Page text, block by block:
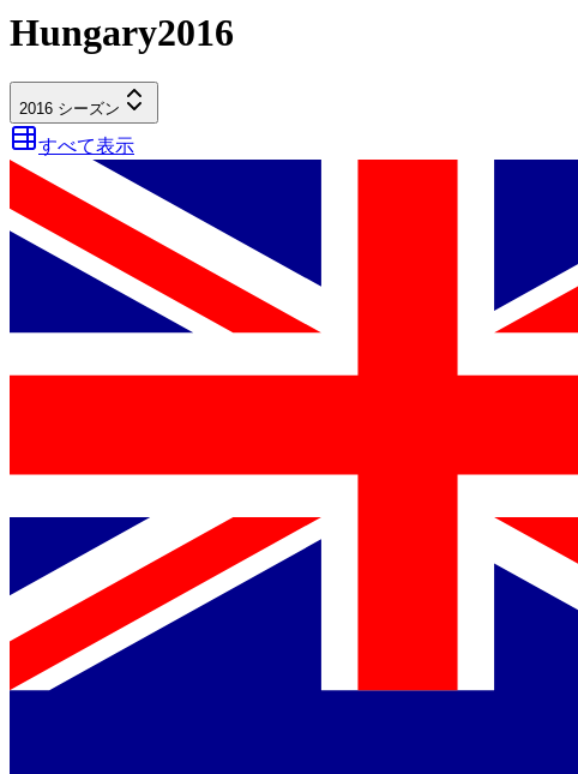
Hungary2016
2016 シーズン
すべて表示